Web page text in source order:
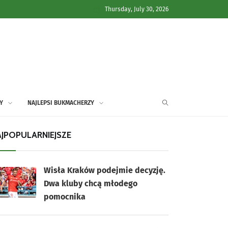
Thursday, July 30, 2026
NAJLEPSI BUKMACHERZY
Wisła Kraków podejmie decyzję.
Dwa kluby chcą młodego
pomocnika